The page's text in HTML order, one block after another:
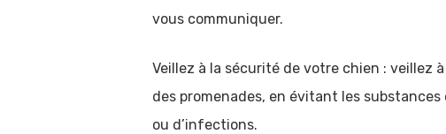
vous communiquer.
Veillez à la sécurité de votre chien : veillez
des promenades, en évitant les
ou d’infections.